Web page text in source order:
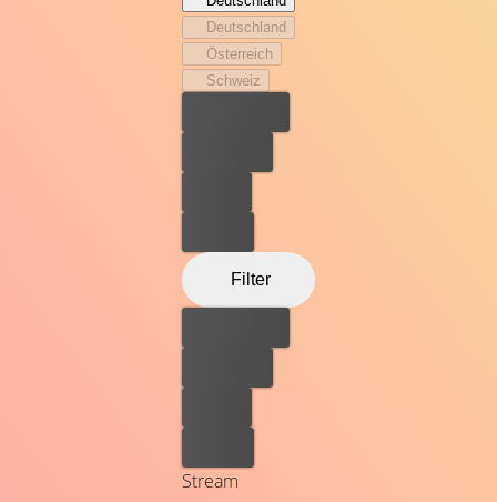
Welt wird er zum Gejagten, dem die gegnerische Seite
einen gewalttätigen Kapitän und einen Scharfschützen
aus Russland auf den Hals hetzt ....
Deutschland
Österreich
Schweiz
Filter
Stream